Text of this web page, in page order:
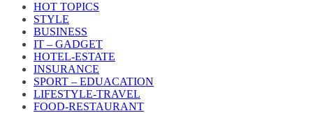
HOT TOPICS
STYLE
BUSINESS
IT – GADGET
HOTEL-ESTATE
INSURANCE
SPORT – EDUACATION
LIFESTYLE​-TRAVEL​
FOOD-RESTAURANT